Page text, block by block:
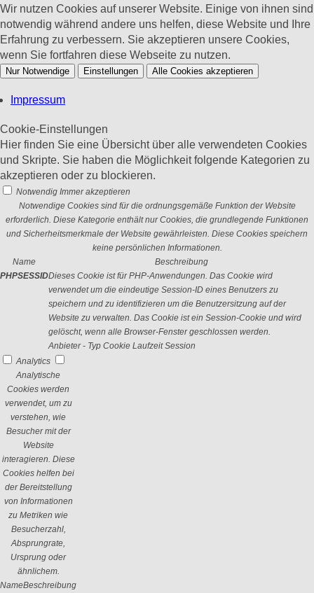
Wir nutzen Cookies auf unserer Website. Einige von ihnen sind
notwendig während andere uns helfen, diese Website und Ihre
Erfahrung zu verbessern. Sie akzeptieren unsere Cookies,
wenn Sie fortfahren diese Webseite zu nutzen.
Nur Notwendige Einstellungen Alle Cookies akzeptieren
Impressum
Cookie-Einstellungen
Hier finden Sie eine Übersicht über alle verwendeten Cookies
und Skripte. Sie haben die Möglichkeit folgende Kategorien zu
akzeptieren oder zu blockieren.
Notwendig Immer akzeptieren
Notwendige Cookies sind für die ordnungsgemäße Funktion der Website
erforderlich. Diese Kategorie enthält nur Cookies, die grundlegende Funktionen
und Sicherheitsmerkmale der Website gewährleisten. Diese Cookies speichern
keine persönlichen Informationen.
Name
Beschreibung
PHPSESSIDDieses Cookie ist für PHP-Anwendungen. Das Cookie wird
verwendet um die eindeutige Session-ID eines Benutzers zu
speichern und zu identifizieren um die Benutzersitzung auf der
Website zu verwalten. Das Cookie ist ein Session-Cookie und wird
gelöscht, wenn alle Browser-Fenster geschlossen werden.
Anbieter - Typ Cookie Laufzeit Session
Analytics
Analytische
Cookies werden
verwendet, um zu
verstehen, wie
Besucher mit der
Website
interagieren. Diese
Cookies helfen bei
der Bereitstellung
von Informationen
zu Metriken wie
Besucherzahl,
Absprungrate,
Ursprung oder
ähnlichem.
NameBeschreibung